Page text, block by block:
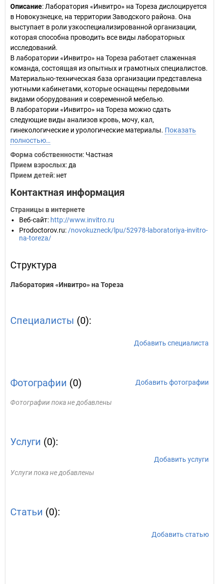
Описание: Лаборатория «Инвитро» на Тореза дислоцируется
в Новокузнецке, на территории Заводского района. Она
выступает в роли узкоспециализированной организации,
которая способна проводить все виды лабораторных
исследований.
В лаборатории «Инвитро» на Тореза работает слаженная
команда, состоящая из опытных и грамотных специалистов.
Материально-техническая база организации представлена
уютными кабинетами, которые оснащены передовыми
видами оборудования и современной мебелью.
В лаборатории «Инвитро» на Тореза можно сдать
следующие виды анализов кровь, мочу, кал,
гинекологические и урологические материалы. Показать
полностью…
Форма собственности: Частная
Прием взрослых: да
Прием детей: нет
Контактная информация
Страницы в интернете
Веб-сайт: http://www.invitro.ru
Prodoctorov.ru: /novokuzneck/lpu/52978-laboratoriya-invitro-
na-toreza/
Структура
Лаборатория «Инвитро» на Тореза
Специалисты (0):
Добавить специалиста
Фотографии (0) Добавить фотографии
Фотографии пока не добавлены
Услуги (0):
Добавить услуги
Услуги пока не добавлены
Статьи (0):
Добавить статью